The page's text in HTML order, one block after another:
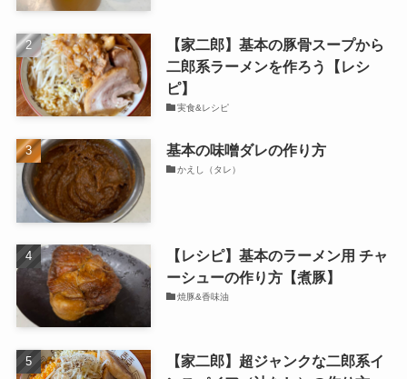
【家二郎】基本の豚骨スープから
二郎系ラーメンを作ろう【レシ
ピ】
実食&レシピ
基本の味噌ダレの作り方
かえし（タレ）
【レシピ】基本のラーメン用 チャ
ーシューの作り方【煮豚】
焼豚&香味油
【家二郎】超ジャンクな二郎系イ